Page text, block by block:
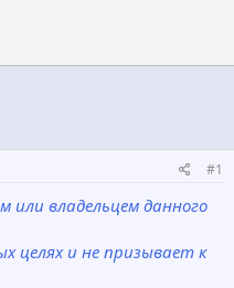
#1
владельцем данного
целях и не призывает к